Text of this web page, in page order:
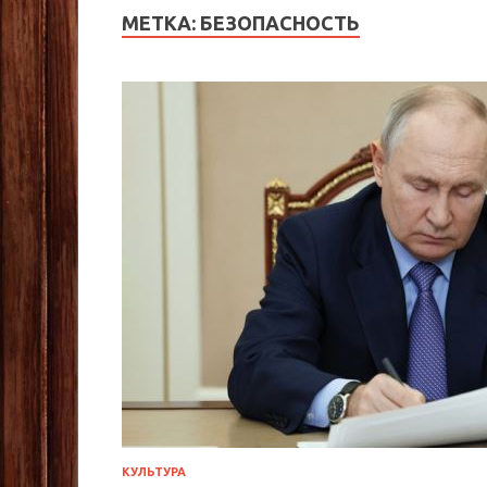
МЕТКА: БЕЗОПАСНОСТЬ
КУЛЬТУРА